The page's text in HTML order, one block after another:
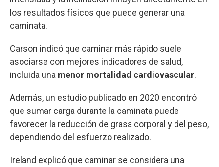
los resultados físicos que puede generar una
caminata.
Carson indicó que caminar más rápido suele
asociarse con mejores indicadores de salud,
incluida una menor mortalidad cardiovascular.
Además, un estudio publicado en 2020 encontró
que sumar carga durante la caminata puede
favorecer la reducción de grasa corporal y del peso,
dependiendo del esfuerzo realizado.
Ireland explicó que caminar se considera una